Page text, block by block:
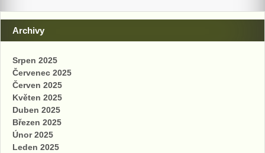
Archivy
Srpen 2025
Červenec 2025
Červen 2025
Květen 2025
Duben 2025
Březen 2025
Únor 2025
Leden 2025